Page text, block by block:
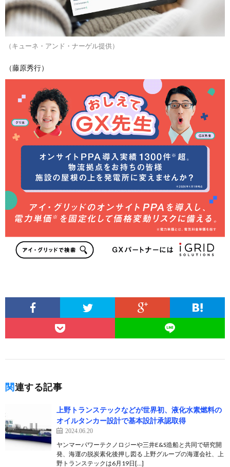
（キューネ・アンド・ナーゲル提供）
（藤原秀行）
関連する記事
上野トランステックなどが世界初、液化水素燃料の
オイルタンカー設計で基本設計承認取得
2024.06.20
ヤンマーパワーテクノロジーや三井E&S造船と共同で研究開
発、海運の脱炭素化後押し図る 上野グループの海運会社、上
野トランステックは6月19日[…]